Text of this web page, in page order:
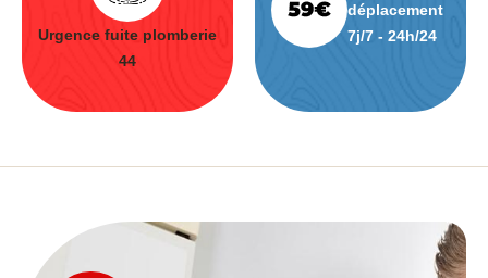
Urgence fuite plomberie
44
déplacement
7j/7 - 24h/24